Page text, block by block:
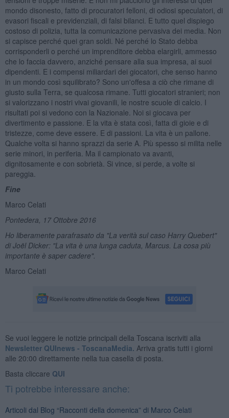
mondo disonesto, fatto di procuratori felloni, di odiosi speculatori, di
evasori fiscali e previdenziali, di falsi bilanci. E tutto quel dispiego
costoso di polizia, tutta la comunicazione pervasiva dei media. Non
si capisce perché quei gran soldi. Né perché lo Stato debba
corrisponderli o perché un imprenditore debba elargirli, ammesso
che lo faccia davvero, anziché pensare alla sua impresa, ai suoi
dipendenti. E i compensi miliardari dei giocatori, che senso hanno
in un mondo così squilibrato? Sono un'offesa a ciò che rimane di
giusto sulla Terra, se qualcosa rimane. Tutti giocatori stranieri; non
si valorizzano i nostri vivai giovanili, le nostre scuole di calcio. I
risultati poi si vedono con la Nazionale. Noi si giocava per
divertimento e passione. E la vita è stata così, fatta di gioie e di
tristezze, come deve essere. E di passioni. La vita è un pallone.
Qualche volta si hanno sprazzi da serie A. Più spesso si milita nelle
serie minori, in periferia. Ma il campionato va avanti,
dignitosamente e con sobrietà. Si vince, si perde, a volte si
pareggia.
Fine
Marco Celati
Pontedera, 17 Ottobre 2016
Ho liberamente parafrasato da "La verità sul caso Harry Quebert"
di Joël Dicker: "La vita è una lunga caduta, Marcus. La cosa più
importante è saper cadere".
Marco Celati
Se vuoi leggere le notizie principali della Toscana iscriviti alla
Newsletter QUInews - ToscanaMedia. Arriva gratis tutti i giorni
alle 20:00 direttamente nella tua casella di posta.
Basta cliccare QUI
Ti potrebbe interessare anche:
Articoli dal Blog “Racconti della domenica” di Marco Celati